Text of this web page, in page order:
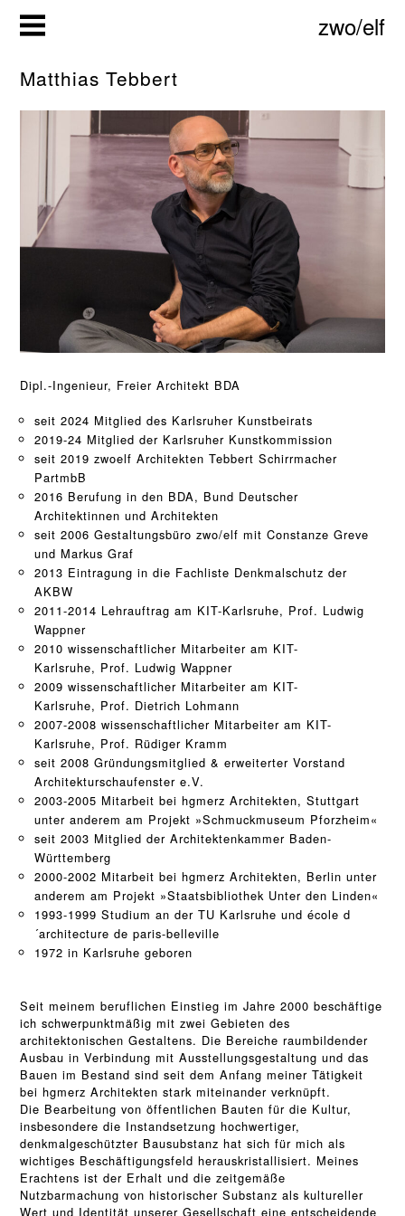
Zum
Inhalt
zwo/elf
Matthias Tebbert
Dipl.-Ingenieur, Freier Architekt BDA
seit 2024 Mitglied des Karlsruher Kunstbeirats
2019-24 Mitglied der Karlsruher Kunstkommission
seit 2019 zwoelf Architekten Tebbert Schirrmacher
PartmbB
2016 Berufung in den BDA, Bund Deutscher
Architektinnen und Architekten
seit 2006 Gestaltungsbüro zwo/elf mit Constanze Greve
und Markus Graf
2013 Eintragung in die Fachliste Denkmalschutz der
AKBW
2011-2014 Lehrauftrag am KIT-Karlsruhe, Prof. Ludwig
Wappner
2010 wissenschaftlicher Mitarbeiter am KIT-
Karlsruhe, Prof. Ludwig Wappner
2009 wissenschaftlicher Mitarbeiter am KIT-
Karlsruhe, Prof. Dietrich Lohmann
2007-2008 wissenschaftlicher Mitarbeiter am KIT-
Karlsruhe, Prof. Rüdiger Kramm
seit 2008 Gründungsmitglied & erweiterter Vorstand
Architekturschaufenster e.V.
2003-2005 Mitarbeit bei hgmerz Architekten, Stuttgart
unter anderem am Projekt »Schmuckmuseum Pforzheim«
seit 2003 Mitglied der Architektenkammer Baden-
Württemberg
2000-2002 Mitarbeit bei hgmerz Architekten, Berlin unter
anderem am Projekt »Staatsbibliothek Unter den Linden«
1993-1999 Studium an der TU Karlsruhe und école d
´architecture de paris-belleville
1972 in Karlsruhe geboren
Seit meinem beruflichen Einstieg im Jahre 2000 beschäftige
ich schwerpunktmäßig mit zwei Gebieten des
architektonischen Gestaltens. Die Bereiche raumbildender
Ausbau in Verbindung mit Ausstellungsgestaltung und das
Bauen im Bestand sind seit dem Anfang meiner Tätigkeit
bei hgmerz Architekten stark miteinander verknüpft.
Die Bearbeitung von öffentlichen Bauten für die Kultur,
insbesondere die Instandsetzung hochwertiger,
denkmalgeschützter Bausubstanz hat sich für mich als
wichtiges Beschäftigungsfeld herauskristallisiert. Meines
Erachtens ist der Erhalt und die zeitgemäße
Nutzbarmachung von historischer Substanz als kultureller
Wert und Identität unserer Gesellschaft eine entscheidende